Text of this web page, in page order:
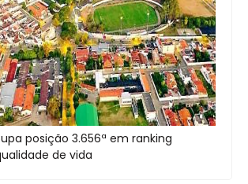
posição 3.656ª em ranking
de vida